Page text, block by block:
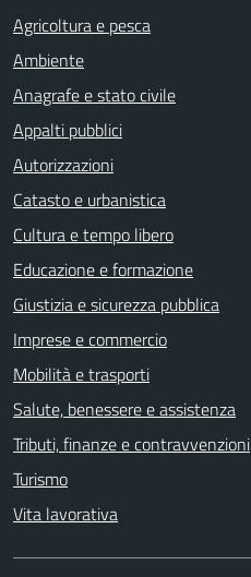
Agricoltura e pesca
Ambiente
Anagrafe e stato civile
Appalti pubblici
Autorizzazioni
Catasto e urbanistica
Cultura e tempo libero
Educazione e formazione
Giustizia e sicurezza pubblica
Imprese e commercio
Mobilità e trasporti
Salute, benessere e assistenza
Tributi, finanze e contravvenzioni
Turismo
Vita lavorativa